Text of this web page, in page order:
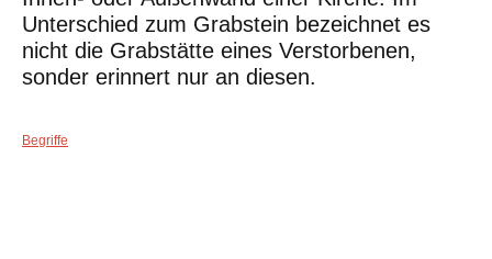
Unterschied zum Grabstein bezeichnet es
nicht die Grabstätte eines Verstorbenen,
sonder erinnert nur an diesen.
Begriffe